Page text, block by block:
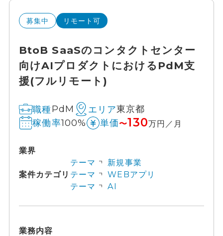
募集中 リモート可
BtoB SaaSのコンタクトセンター
向けAIプロダクトにおけるPdM支
援(フルリモート)
職種PdM エリア東京都
稼働率100% 単価〜130万円／月
業界
案件カテゴリ
テーマ
新規事業
テーマ
WEBアプリ
テーマ
AI
業務内容